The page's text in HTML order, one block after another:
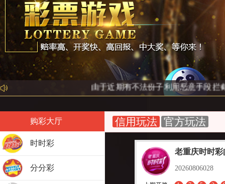
由于近期有不法份子利用恶意手段拦